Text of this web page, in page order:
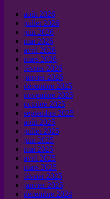
août 2026
juillet 2026
juin 2026
mai 2026
avril 2026
mars 2026
février 2026
janvier 2026
décembre 2025
novembre 2025
octobre 2025
septembre 2025
août 2025
juillet 2025
juin 2025
mai 2025
avril 2025
mars 2025
février 2025
janvier 2025
décembre 2024